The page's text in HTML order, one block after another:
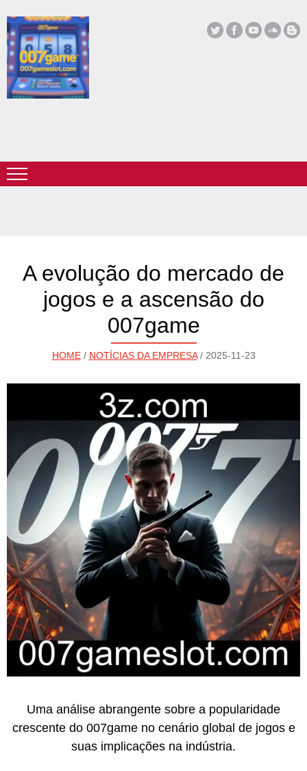
A evolução do mercado de
jogos e a ascensão do
007game
HOME/ NOTÍCIAS DA EMPRESA/ 2025-11-23
Uma análise abrangente sobre a popularidade
crescente do 007game no cenário global de jogos e
suas implicações na indústria.